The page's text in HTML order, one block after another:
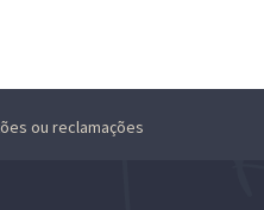
ou reclamações